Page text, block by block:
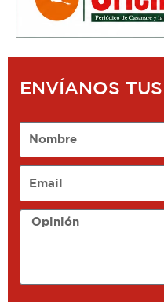
ENVÍANOS
Opinión